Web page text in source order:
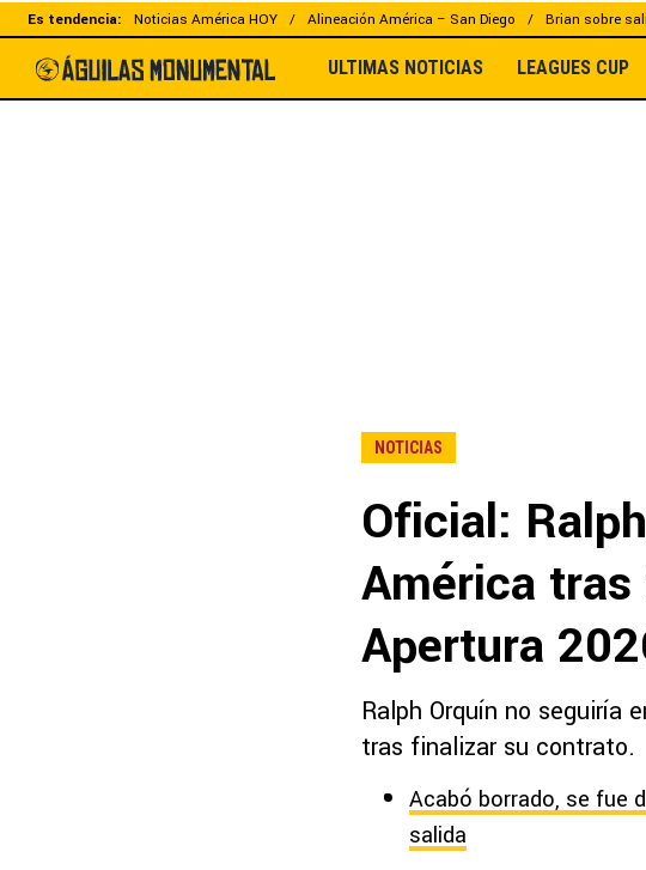
Es tendencia: Noticias América HOY Alineación América – San Diego Brian sobre
ULTIMAS NOTICIAS LEAGUES CUP
NOTICIAS
Oficial:
América
Apertura
Ralph Orquín no seguiría
tras finalizar su contrato.
Acabó borrado, se fue
salida